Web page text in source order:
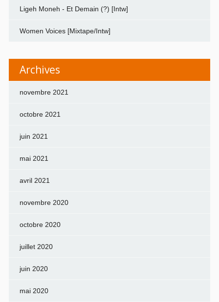
Ligeh Moneh - Et Demain (?) [Intw]
Women Voices [Mixtape/Intw]
Archives
novembre 2021
octobre 2021
juin 2021
mai 2021
avril 2021
novembre 2020
octobre 2020
juillet 2020
juin 2020
mai 2020